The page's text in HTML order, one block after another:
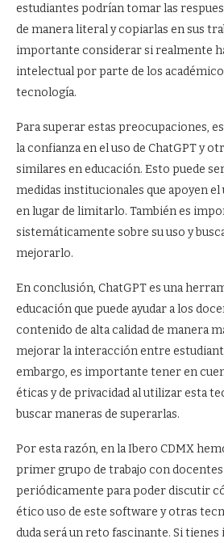
estudiantes podrían tomar las
de manera literal y copiarlas en sus
importante considerar si realmente
intelectual por parte de los
tecnología.
Para superar estas preocupaciones,
la confianza en el uso de ChatGPT y
similares en educación. Esto puede
medidas institucionales que apoyen el
en lugar de limitarlo. También es
sistemáticamente sobre su uso y
mejorarlo.
En conclusión, ChatGPT es una
educación que puede ayudar a los
contenido de alta calidad de manera
mejorar la interacción entre
embargo, es importante tener en
éticas y de privacidad al utilizar esta
buscar maneras de superarlas.
Por esta razón, en la Ibero CDMX
primer grupo de trabajo con
periódicamente para poder discutir
ético uso de este software y otras
duda será un reto fascinante. Si